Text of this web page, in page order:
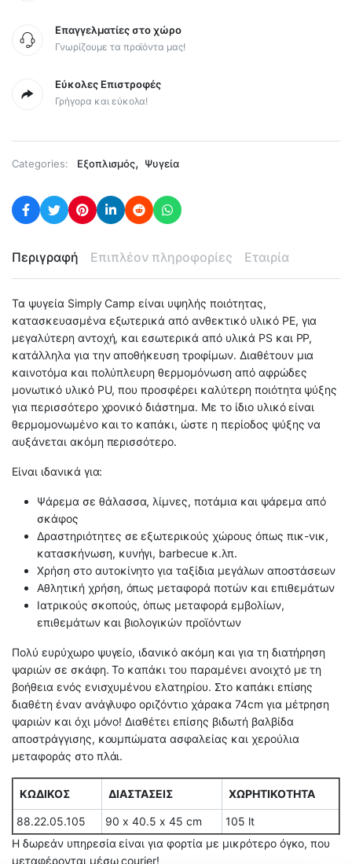
Επαγγελματίες στο χώρο
Γνωρίζουμε τα προϊόντα μας!
Εύκολες Επιστροφές
Γρήγορα και εύκολα!
Categories: Εξοπλισμός, Ψυγεία
Περιγραφή Επιπλέον πληροφορίες Εταιρία
Τα ψυγεία Simply Camp είναι υψηλής ποιότητας,
κατασκευασμένα εξωτερικά από ανθεκτικό υλικό PE, για
μεγαλύτερη αντοχή, και εσωτερικά από υλικά PS και PP,
κατάλληλα για την αποθήκευση τροφίμων. Διαθέτουν μια
καινοτόμα και πολύπλευρη θερμομόνωση από αφρώδες
μονωτικό υλικό PU, που προσφέρει καλύτερη ποιότητα ψύξης
για περισσότερο χρονικό διάστημα. Με το ίδιο υλικό είναι
θερμομονωμένο και το καπάκι, ώστε η περίοδος ψύξης να
αυξάνεται ακόμη περισσότερο.
Είναι ιδανικά για:
Ψάρεμα σε θάλασσα, λίμνες, ποτάμια και ψάρεμα από
σκάφος
Δραστηριότητες σε εξωτερικούς χώρους όπως πικ-νικ,
κατασκήνωση, κυνήγι, barbecue κ.λπ.
Χρήση στο αυτοκίνητο για ταξίδια μεγάλων αποστάσεων
Αθλητική χρήση, όπως μεταφορά ποτών και επιθεμάτων
Ιατρικούς σκοπούς, όπως μεταφορά εμβολίων,
επιθεμάτων και βιολογικών προϊόντων
Πολύ ευρύχωρο ψυγείο, ιδανικό ακόμη και για τη διατήρηση
ψαριών σε σκάφη. Το καπάκι του παραμένει ανοιχτό με τη
βοήθεια ενός ενισχυμένου ελατηρίου. Στο καπάκι επίσης
διαθέτη έναν ανάγλυφο οριζόντιο χάρακα 74cm για μέτρηση
ψαριών και όχι μόνο! Διαθέτει επίσης βιδωτή βαλβίδα
αποστράγγισης, κουμπώματα ασφαλείας και χερούλια
μεταφοράς στο πλάι.
ΚΩΔΙΚΟΣ ΔΙΑΣΤΑΣΕΙΣ ΧΩΡΗΤΙΚΟΤΗΤΑ
88.22.05.105 90 x 40.5 x 45 cm
105 lt
Η δωρεάν υπηρεσία είναι για φορτία με μικρότερο όγκο, που
μεταφέρονται μέσω courier!